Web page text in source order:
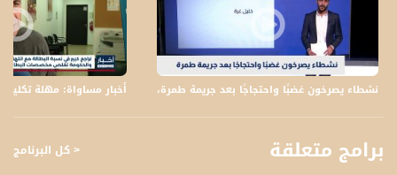
أخبار مساواة: مهلةنشطاء يصرخون غضبًا واحتجاجًا بعد جريمة طمرة،بانوراما مساواة،03.02.2021،مساواة
برامج متعلقة < كل البرنامج